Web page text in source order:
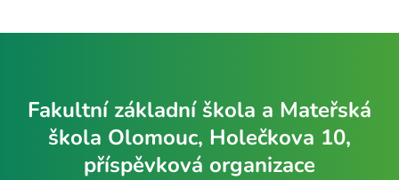
Fakultní základní škola a Mateřská
škola Olomouc, Holečkova 10,
příspěvková organizace